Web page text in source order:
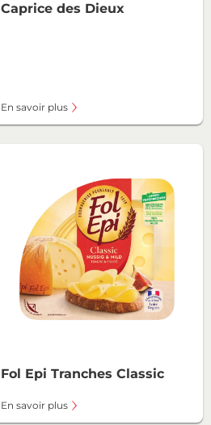
Caprice des Dieux
En savoir plus
Fol Epi Tranches Classic
En savoir plus